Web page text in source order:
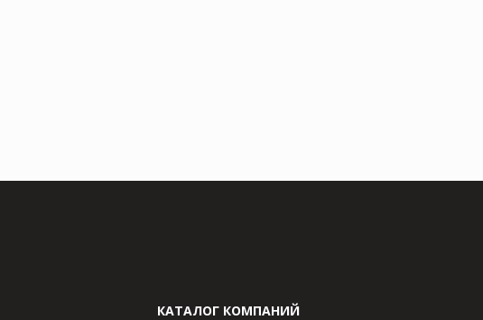
КАТАЛОГ КОМПАНИЙ